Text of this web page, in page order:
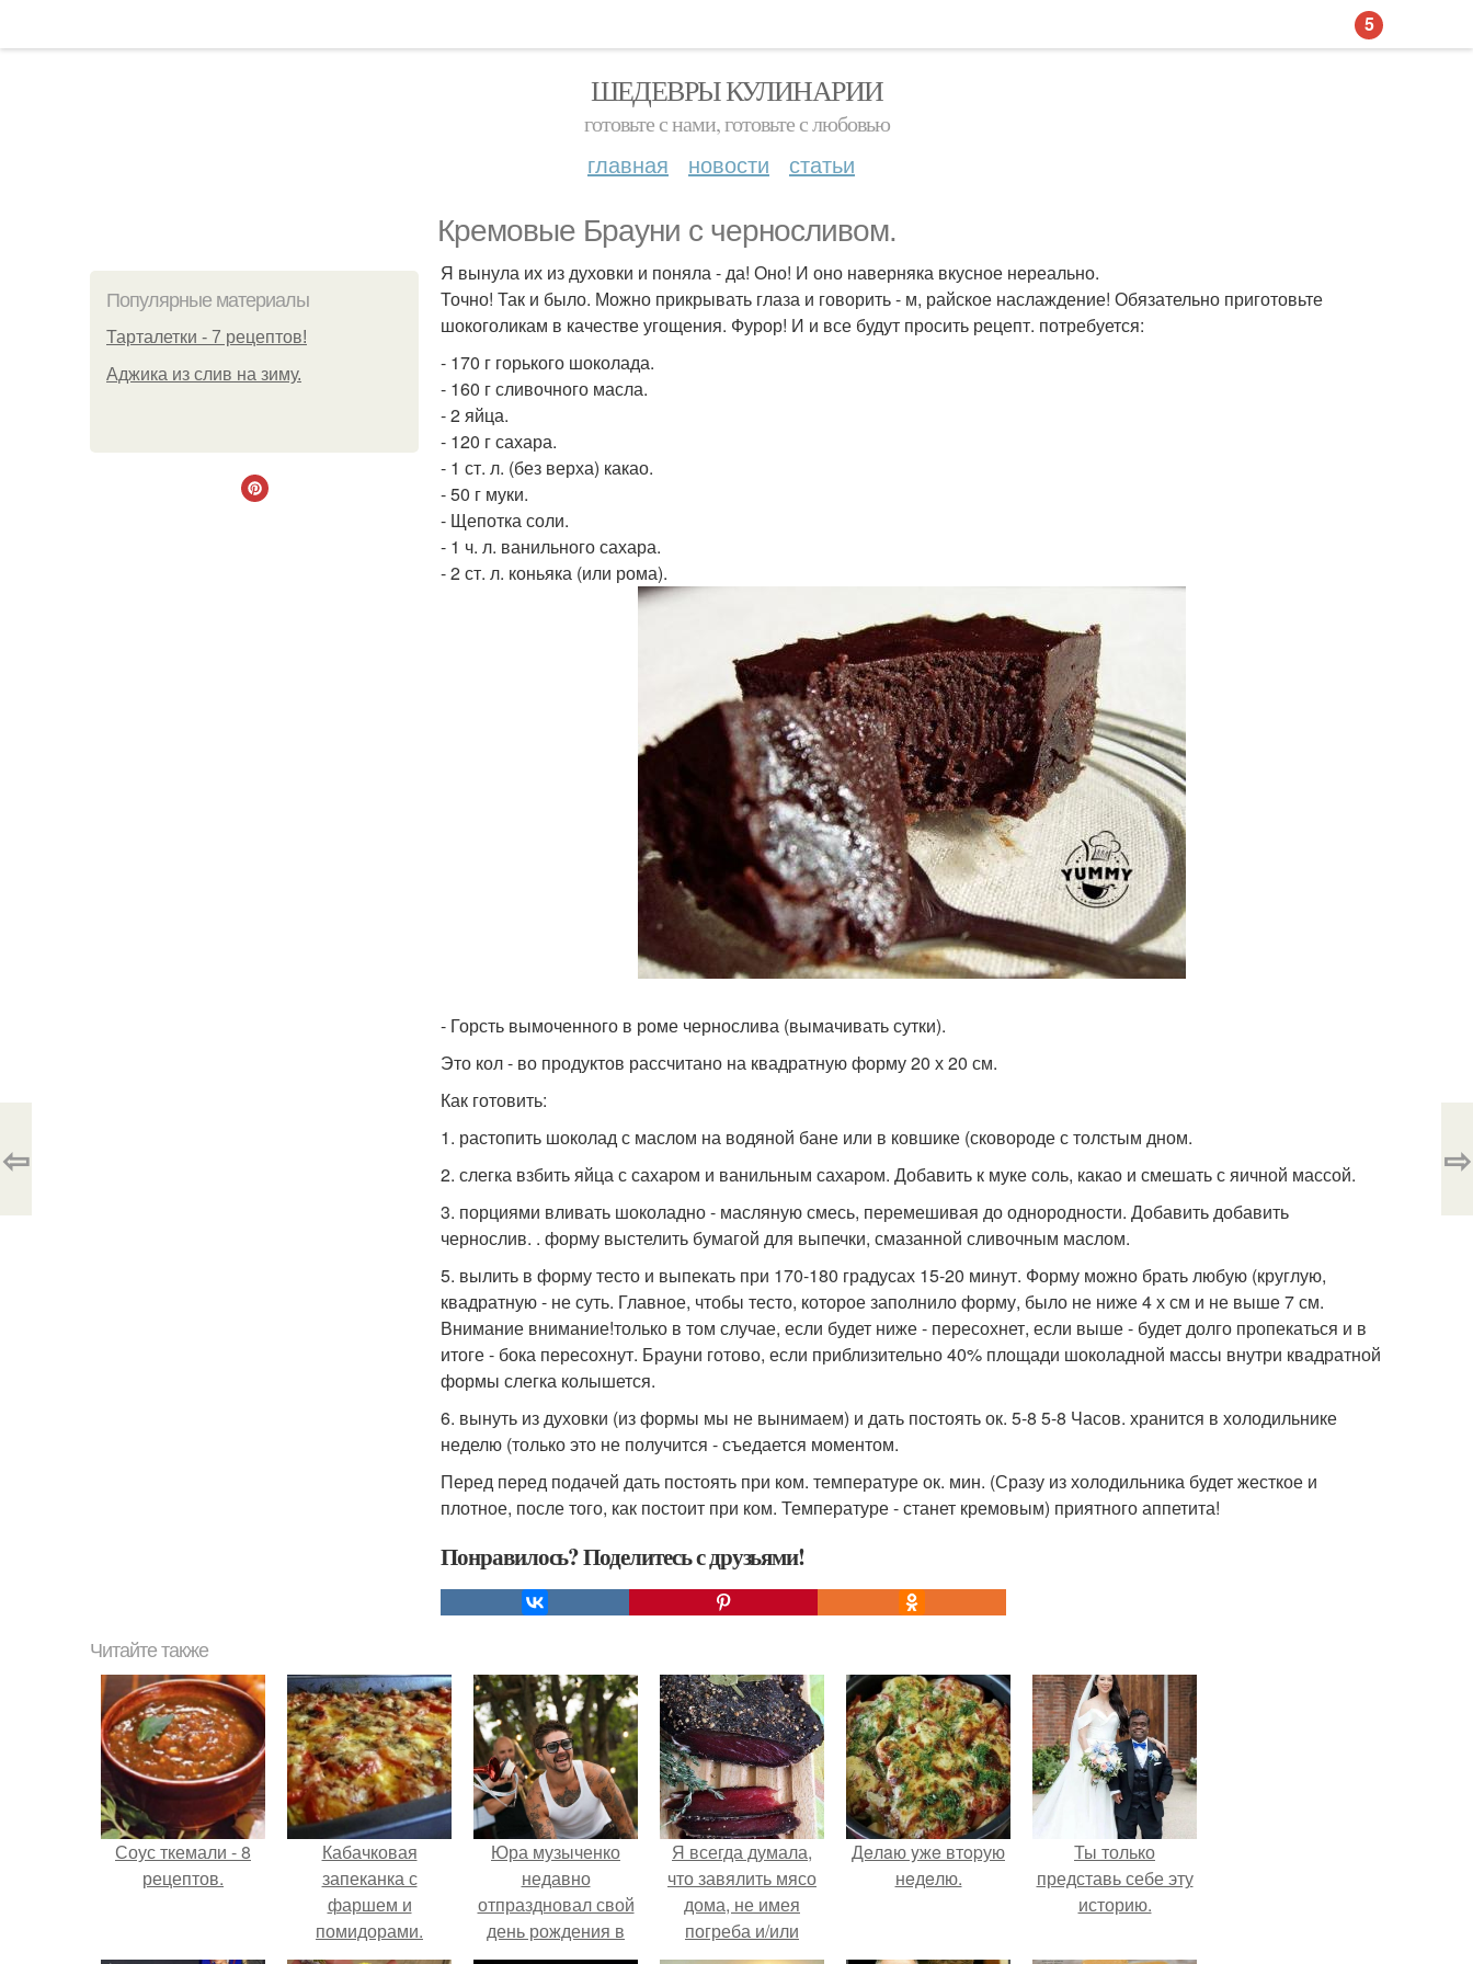
ШЕДЕВРЫ КУЛИНАРИИ
готовьте с нами, готовьте с любовью
главная новости статьи
Кремовые Брауни с черносливом.
Популярные материалы
Тарталетки - 7 рецептов!
Аджика из слив на зиму.
Я вынула их из духовки и поняла - да! Оно! И оно наверняка вкусное нереально.
Точно! Так и было. Можно прикрывать глаза и говорить - м, райское наслаждение! Обязательно приготовьте
шокоголикам в качестве угощения. Фурор! И и все будут просить рецепт. потребуется:
- 170 г горького шоколада.
- 160 г сливочного масла.
- 2 яйца.
- 120 г сахара.
- 1 ст. л. (без верха) какао.
- 50 г муки.
- Щепотка соли.
- 1 ч. л. ванильного сахара.
- 2 ст. л. коньяка (или рома).
- Горсть вымоченного в роме чернослива (вымачивать сутки).
Это кол - во продуктов рассчитано на квадратную форму 20 х 20 см.
Как готовить:
1. растопить шоколад с маслом на водяной бане или в ковшике (сковороде с толстым дном.
2. слегка взбить яйца с сахаром и ванильным сахаром. Добавить к муке соль, какао и смешать с яичной массой.
3. порциями вливать шоколадно - масляную смесь, перемешивая до однородности. Добавить добавить
чернослив. . форму выстелить бумагой для выпечки, смазанной сливочным маслом.
5. вылить в форму тесто и выпекать при 170-180 градусах 15-20 минут. Форму можно брать любую (круглую,
квадратную - не суть. Главное, чтобы тесто, которое заполнило форму, было не ниже 4 х см и не выше 7 см.
Внимание внимание!только в том случае, если будет ниже - пересохнет, если выше - будет долго пропекаться и в
итоге - бока пересохнут. Брауни готово, если приблизительно 40% площади шоколадной массы внутри квадратной
формы слегка колышется.
6. вынуть из духовки (из формы мы не вынимаем) и дать постоять ок. 5-8 5-8 Часов. хранится в холодильнике
неделю (только это не получится - съедается моментом.
Перед перед подачей дать постоять при ком. температуре ок. мин. (Сразу из холодильника будет жесткое и
плотное, после того, как постоит при ком. Температуре - станет кремовым) приятного аппетита!
Понравилось? Поделитесь с друзьями!
⇦ ⇨
Читайте также
Соус ткемали - 8
рецептов.
Кабачковая
запеканка с
фаршем и
помидорами.
Юра музыченко
недавно
отпраздновал свой
день рождения в
кругу самых
Я всегда думала,
что завялить мясо
дома, не имея
погреба и/или
специального
Дeлaю yжe втopую
нeдeлю.
Ты только
представь себе эту
историю.
5